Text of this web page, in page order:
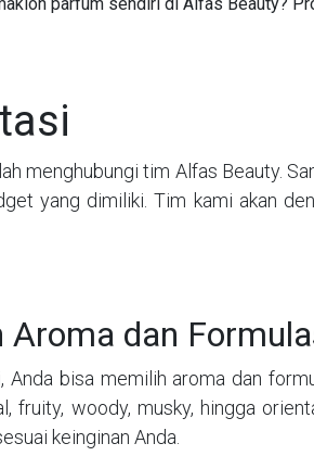
menghubungi tim Alfas Beauty.
yang dimiliki. Tim kami akan
Aroma dan
Anda bisa memilih aroma dan
fruity, woody, musky, hingga
keinginan Anda.